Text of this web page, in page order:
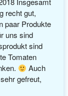
recht gut,
paar Produkte
uns sind
sind
Tomaten
Auch
gefreut,